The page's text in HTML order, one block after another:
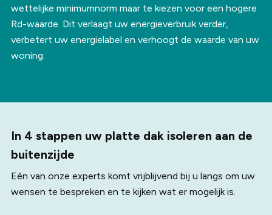
wettelijke minimumnorm maar te kiezen voor een hogere
Rd-waarde. Dit verlaagt uw energieverbruik verder,
verbetert uw energielabel en verhoogt de waarde van uw
woning.
In 4 stappen uw platte dak isoleren aan de
buitenzijde
Eén van onze experts komt vrijblijvend bij u langs om uw
wensen te bespreken en te kijken wat er mogelijk is.